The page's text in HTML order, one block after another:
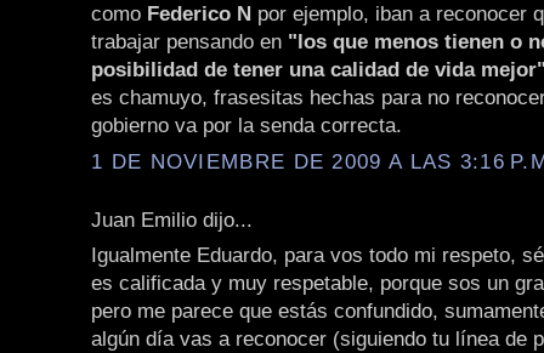
como Federico N por ejemplo, iban a reconocer
trabajar pensando en "los que menos tienen o
posibilidad de tener una calidad de vida
es chamuyo, frasesitas hechas para no
gobierno va por la senda correcta.
1 DE NOVIEMBRE DE 2009 A LAS 3:16
Juan Emilio dijo...
Igualmente Eduardo, para vos todo mi respeto,
es calificada y muy respetable, porque sos un
pero me parece que estás confundido,
algún día vas a reconocer (siguiendo tu línea de